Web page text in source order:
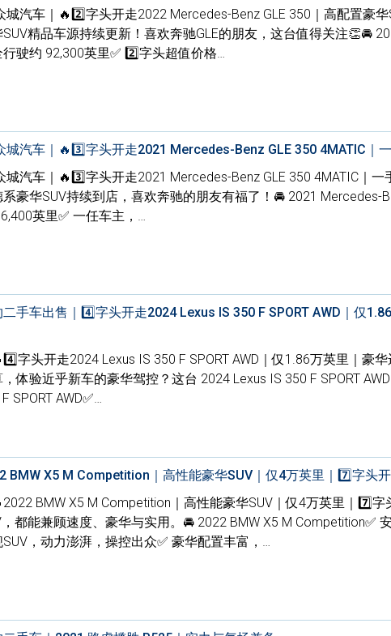
城汽车｜🔥2️⃣字头开走2022 Mercedes-Benz GLE 350｜高配置豪
精品车源持续更新！喜欢奔驰GLE的朋友，这台值得关注👏🚘
行驶约 92,300英里✅ 2️⃣字头超值价格…
城汽车｜🔥3️⃣字头开走2021 Mercedes-Benz GLE 350 4MATIC｜
城汽车｜🔥3️⃣字头开走2021 Mercedes-Benz GLE 350 4MATIC｜
豪华SUV持续到店，喜欢奔驰的朋友有福了！🚘 2021 Mercedes-
英里✅ 一任车主，…
手车出售｜4️⃣字头开走2024 Lexus IS 350 F SPORT AWD｜仅
字头开走2024 Lexus IS 350 F SPORT AWD｜仅1.86万英里｜豪
体验近乎新车的豪华驾控？这台 2024 Lexus IS 350 F SPORT
SPORT AWD✅…
BMW X5 M Competition｜高性能豪华SUV｜仅4万英里｜7️⃣字头开
BMW X5 M Competition｜高性能豪华SUV｜仅4万英里｜7️⃣
，都能兼顾速度、豪华与实用。🚘 2022 BMW X5 M Competition✅
，动力澎湃，操控出众✅ 豪华配置丰富，…